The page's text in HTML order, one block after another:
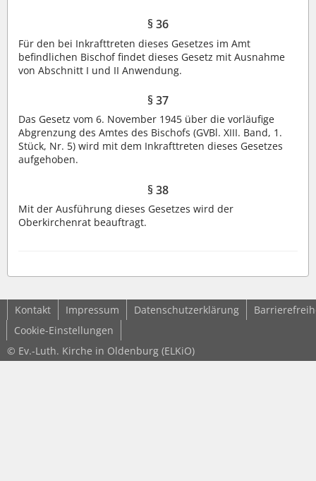
§ 36
Für den bei Inkrafttreten dieses Gesetzes im Amt
befindlichen Bischof findet dieses Gesetz mit Ausnahme
von Abschnitt I und II Anwendung.
§ 37
Das Gesetz vom 6. November 1945 über die vorläufige
Abgrenzung des Amtes des Bischofs (GVBl. XIII. Band, 1.
Stück, Nr. 5) wird mit dem Inkrafttreten dieses Gesetzes
aufgehoben.
§ 38
Mit der Ausführung dieses Gesetzes wird der
Oberkirchenrat beauftragt.
Kontakt Impressum Datenschutzerklärung
Cookie-Einstellungen
© Ev.-Luth. Kirche in Oldenburg (ELKiO)